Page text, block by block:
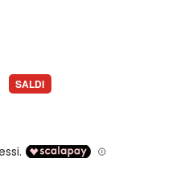
SALDI